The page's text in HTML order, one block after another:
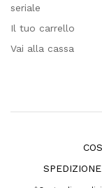
seriale
Il tuo carrello
Vai alla cassa